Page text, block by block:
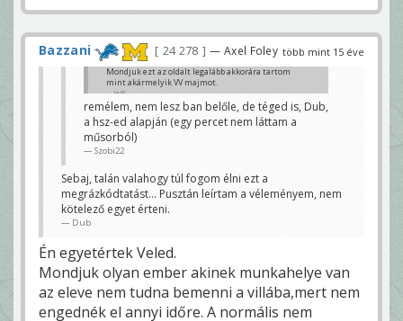
több mint 15 éve
Bazzani 24 278 — Axel Foley
Mondjuk ezt az oldalt legalább akkorára tartom
mint akármelyik VV majmot.
JayB
remélem, nem lesz ban belőle, de téged is, Dub,
a hsz-ed alapján (egy percet nem láttam a
műsorból)
Szobi22
Sebaj, talán valahogy túl fogom élni ezt a
megrázkódtatást... Pusztán leírtam a véleményem, nem
kötelező egyet érteni.
Dub
Én egyetértek Veled.
Mondjuk olyan ember akinek munkahelye van
az eleve nem tudna bemenni a villába,mert nem
engednék el annyi időre. A normális nem